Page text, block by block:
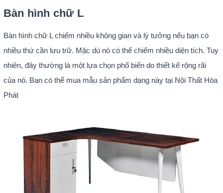
Bàn hình chữ L
Bàn hình chữ L chiếm nhiều không gian và lý tưởng nếu bạn có
nhiều thứ cần lưu trữ. Mặc dù nó có thể chiếm nhiều diện tích. Tuy
nhiên, đây thường là một lựa chọn phổ biến do thiết kế rộng rãi
của nó. Bạn có thể mua mẫu sản phẩm dạng này tại Nội Thất Hòa
Phát